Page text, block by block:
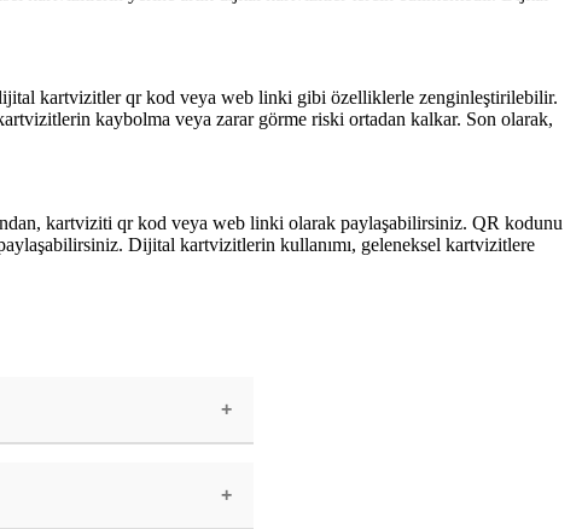
kartvizitler qr kod veya web linki gibi özelliklerle zenginleştirilebilir.
kaybolma veya zarar görme riski ortadan kalkar. Son olarak,
kartviziti qr kod veya web linki olarak paylaşabilirsiniz. QR kodunu
Dijital kartvizitlerin kullanımı, geleneksel kartvizitlere